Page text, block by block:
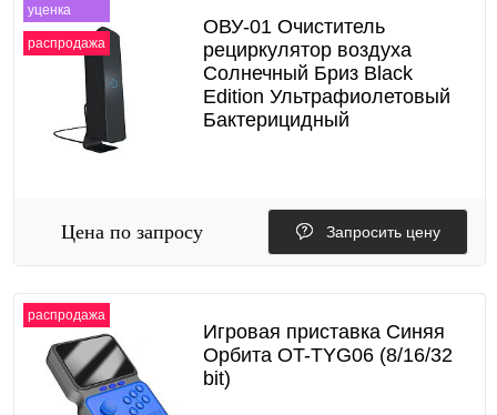
уценка
распродажа
ОВУ-01 Очиститель
рециркулятор воздуха
Солнечный Бриз Black
Edition Ультрафиолетовый
Бактерицидный
Цена по запросу Запросить цену
распродажа
Игровая приставка Синяя
Орбита OT-TYG06 (8/16/32
bit)